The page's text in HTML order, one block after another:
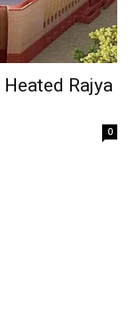
Rajya
0